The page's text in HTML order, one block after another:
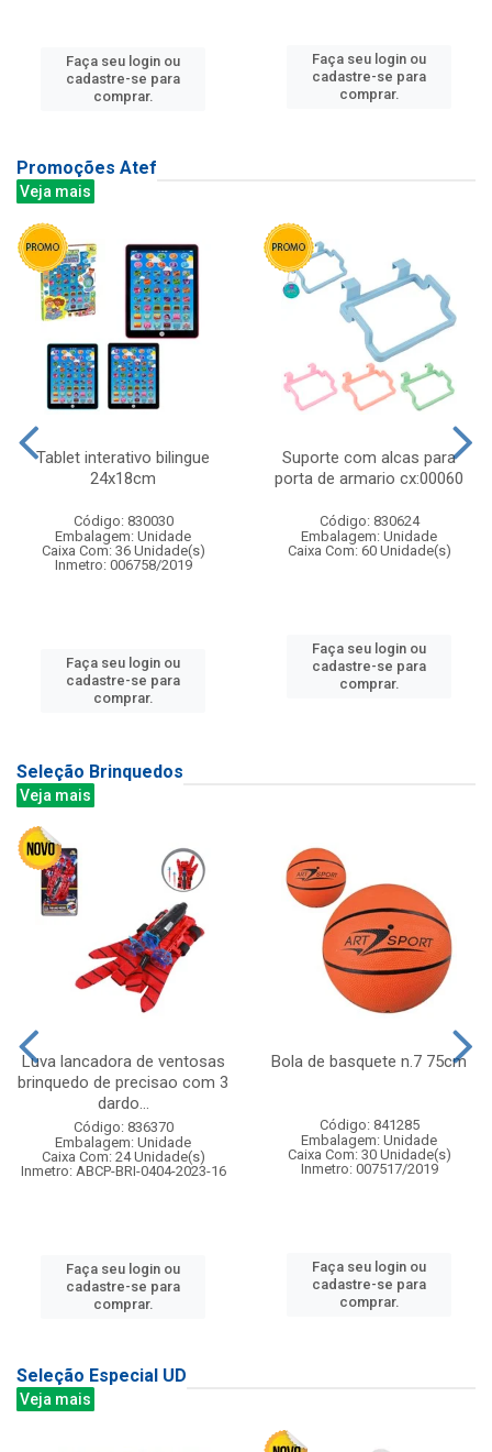
Faça seu login ou
cadastre-se para
comprar.
Faça seu login ou
cadastre-se para
comprar.
Promoções Atef
Veja mais
Tablet interativo bilingue
24x18cm
Código: 830030
Embalagem: Unidade
Caixa Com: 36 Unidade(s)
Inmetro: 006758/2019
Faça seu login ou
cadastre-se para
comprar.
Suporte com alcas para
porta de armario cx:00060
Código: 830624
Embalagem: Unidade
Caixa Com: 60 Unidade(s)
Faça seu login ou
cadastre-se para
comprar.
Seleção Brinquedos
Veja mais
Luva lancadora de ventosas
brinquedo de precisao com 3
dardo...
Código: 836370
Embalagem: Unidade
Caixa Com: 24 Unidade(s)
Inmetro: ABCP-BRI-0404-2023-16
Faça seu login ou
cadastre-se para
comprar.
Bola de basquete n.7 75cm
Código: 841285
Embalagem: Unidade
Caixa Com: 30 Unidade(s)
Inmetro: 007517/2019
Faça seu login ou
cadastre-se para
comprar.
Seleção Especial UD
Veja mais